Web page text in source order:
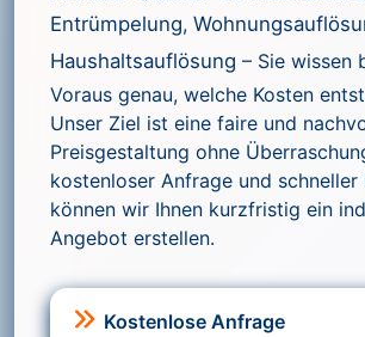
Entrümpelung,
Haushaltsauflösung – Sie wissen
Voraus genau, welche Kosten
Unser Ziel ist eine faire und
Preisgestaltung ohne
kostenloser Anfrage und schneller
können wir Ihnen kurzfristig ein
Angebot erstellen.
Kostenlose Anfrage